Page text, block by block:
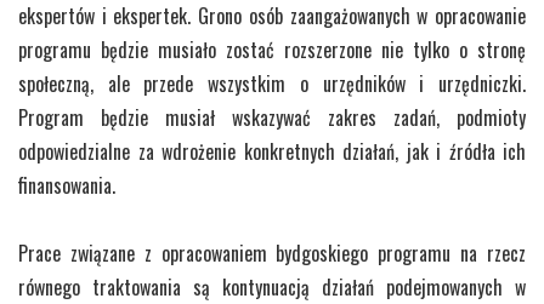
ekspertów i ekspertek. Grono osób zaangażowanych w opracowanie
programu będzie musiało zostać rozszerzone nie tylko o stronę
społeczną, ale przede wszystkim o urzędników i urzędniczki.
Program będzie musiał wskazywać zakres zadań, podmioty
odpowiedzialne za wdrożenie konkretnych działań, jak i źródła ich
finansowania.
Prace związane z opracowaniem bydgoskiego programu na rzecz
równego traktowania są kontynuacją działań podejmowanych w